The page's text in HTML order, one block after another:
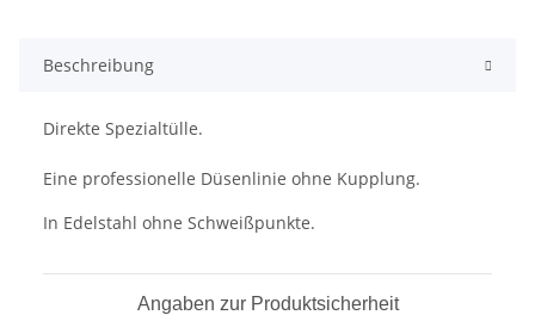
Beschreibung
Direkte Spezialtülle.
Eine professionelle Düsenlinie ohne Kupplung.
In Edelstahl ohne Schweißpunkte.
Angaben zur Produktsicherheit